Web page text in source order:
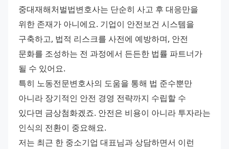
중대재해처벌법변호사는 단순히 사고 후 대응만을
위한 존재가 아니에요. 기업이 안전보건 시스템을
구축하고, 법적 리스크를 사전에 예방하며, 안전
문화를 조성하는 전 과정에서 든든한 법률 파트너가
될 수 있어요.
특히 노동전문변호사의 도움을 통해 법 준수뿐만
아니라 장기적인 안전 경영 전략까지 수립할 수
있다면 금상첨화겠죠. 안전은 비용이 아니라 투자라는
인식의 전환이 중요해요.
저는 최근 한 중소기업 대표님과 상담하면서 이런